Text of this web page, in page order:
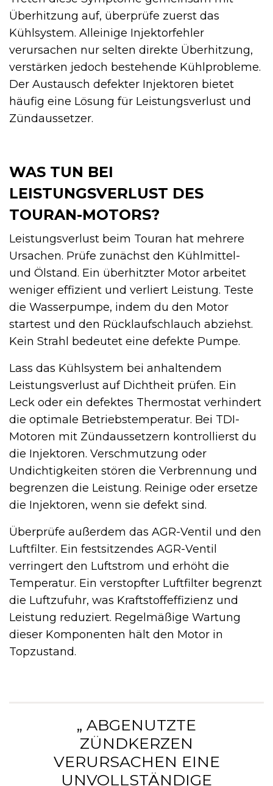
Überhitzung auf, überprüfe zuerst das
Kühlsystem. Alleinige Injektorfehler
verursachen nur selten direkte Überhitzung,
verstärken jedoch bestehende Kühlprobleme.
Der Austausch defekter Injektoren bietet
häufig eine Lösung für Leistungsverlust und
Zündaussetzer.
WAS TUN BEI
LEISTUNGSVERLUST DES
TOURAN-MOTORS?
Leistungsverlust beim Touran hat mehrere
Ursachen. Prüfe zunächst den Kühlmittel-
und Ölstand. Ein überhitzter Motor arbeitet
weniger effizient und verliert Leistung. Teste
die Wasserpumpe, indem du den Motor
startest und den Rücklaufschlauch abziehst.
Kein Strahl bedeutet eine defekte Pumpe.
Lass das Kühlsystem bei anhaltendem
Leistungsverlust auf Dichtheit prüfen. Ein
Leck oder ein defektes Thermostat verhindert
die optimale Betriebstemperatur. Bei TDI-
Motoren mit Zündaussetzern kontrollierst du
die Injektoren. Verschmutzung oder
Undichtigkeiten stören die Verbrennung und
begrenzen die Leistung. Reinige oder ersetze
die Injektoren, wenn sie defekt sind.
Überprüfe außerdem das AGR-Ventil und den
Luftfilter. Ein festsitzendes AGR-Ventil
verringert den Luftstrom und erhöht die
Temperatur. Ein verstopfter Luftfilter begrenzt
die Luftzufuhr, was Kraftstoffeffizienz und
Leistung reduziert. Regelmäßige Wartung
dieser Komponenten hält den Motor in
Topzustand.
„ ABGENUTZTE
ZÜNDKERZEN
VERURSACHEN EINE
UNVOLLSTÄNDIGE